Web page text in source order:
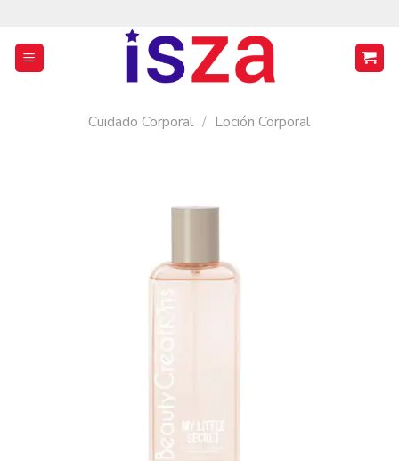
contenido
Cuidado Corporal / Loción Corporal